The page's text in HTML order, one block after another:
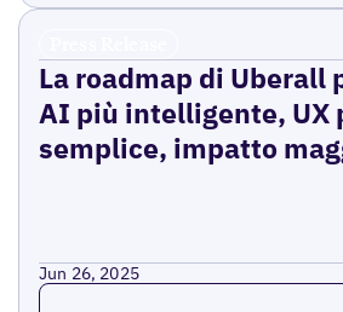
La roadmap di Uberall
AI più intelligente, UX
semplice, impatto
Jun 26, 2025
Read more